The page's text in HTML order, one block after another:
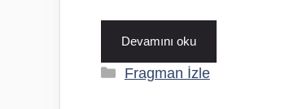
Devamını oku
Kategoriler
Fragman İzle